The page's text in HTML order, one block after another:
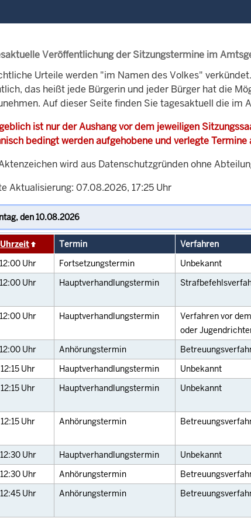
Veröffentlichung der Sitzungstermine im
Urteile werden "im Namen des Volkes"
das heißt jede Bürgerin und jeder Bürger hat die
Auf dieser Seite finden Sie tagesaktuell die
ist nur der Aushang vor dem jeweiligen
bedingt werden aufgehobene und verlegte
wird aus Datenschutzgründen ohne
Aktualisierung: 07.08.2026, 17:25 Uhr
Uhrzeit Termin Verfahren
12:00 Uhr Fortsetzungstermin Unbekannt
12:00 Uhr Hauptverhandlungstermin
12:00 Uhr Hauptverhandlungstermin
Verfahren vor
oder
12:00 Uhr Anhörungstermin
12:15 Uhr Hauptverhandlungstermin Unbekannt
12:15 Uhr Hauptverhandlungstermin Unbekannt
12:15 Uhr Anhörungstermin
12:30 Uhr Hauptverhandlungstermin Unbekannt
12:30 Uhr Anhörungstermin
12:45 Uhr Anhörungstermin